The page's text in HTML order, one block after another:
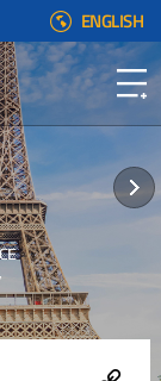
ENGLISH